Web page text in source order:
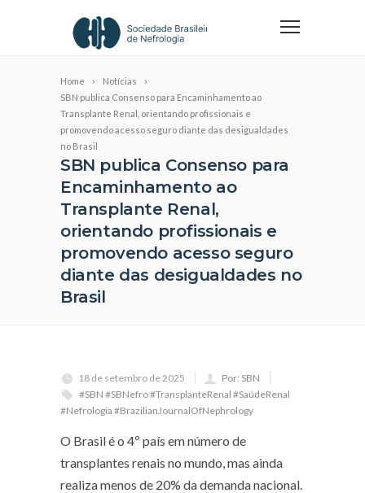
Home
Notícias
SBN publica Consenso para Encaminhamento ao
Transplante Renal, orientando profissionais e
promovendo acesso seguro diante das desigualdades
no Brasil
SBN publica Consenso para
Encaminhamento ao
Transplante Renal,
orientando profissionais e
promovendo acesso seguro
diante das desigualdades no
Brasil
18 de setembro de 2025
Por: SBN
#SBN #SBNefro #TransplanteRenal #SaúdeRenal
#Nefrologia #BrazilianJournalOfNephrology
O Brasil é o 4º país em número de
transplantes renais no mundo, mas ainda
realiza menos de 20% da demanda nacional.